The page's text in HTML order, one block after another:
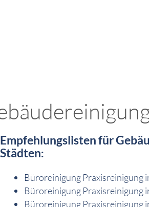
Empfehlungslisten für
Städten:
Büroreinigung Praxisreinigung
Büroreinigung Praxisreinigung
Büroreinigung Praxisreinigung